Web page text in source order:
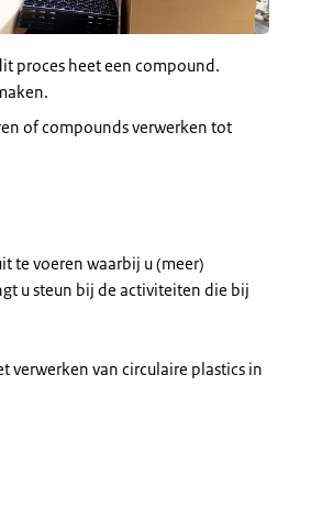
proces heet een compound.
of compounds verwerken tot
te voeren waarbij u (meer)
u steun bij de activiteiten die bij
verwerken van circulaire plastics in